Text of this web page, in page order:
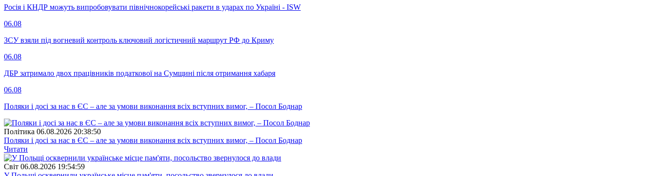
Росія і КНДР можуть випробовувати північнокорейські ракети в ударах по Україні - ISW
06.08
ЗСУ взяли під вогневий контроль ключовий логістичний маршрут РФ до Криму
06.08
ДБР затримало двох працівників податкової на Сумщині після отримання хабаря
06.08
Поляки і досі за нас в ЄС – але за умови виконання всіх вступних вимог, – Посол Боднар
Полiтика 06.08.2026 20:38:50
Поляки і досі за нас в ЄС – але за умови виконання всіх вступних вимог, – Посол Боднар
Читати
Свiт 06.08.2026 19:54:59